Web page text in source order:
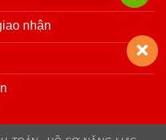
nhận